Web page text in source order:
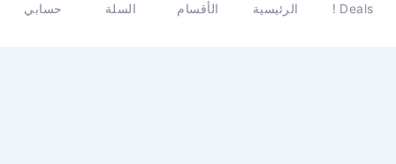
Deals ! الرئيسية الأقسام السلة حسابي